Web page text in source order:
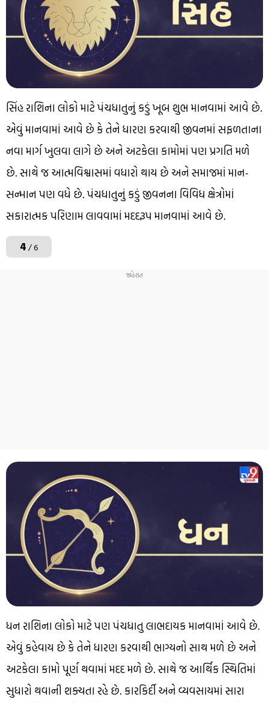
સિંહ રાશિના લોકો માટે પંચધાતુનું કડું ખૂબ શુભ માનવામાં આવે છે.
એવું માનવામાં આવે છે કે તેને ધારણ કરવાથી જીવનમાં સફળતાના
નવા માર્ગ ખુલવા લાગે છે અને અટકેલા કામોમાં પણ પ્રગતિ મળે
છે. સાથે જ આત્મવિશ્વાસમાં વધારો થાય છે અને સમાજમાં માન-
સન્માન પણ વધે છે. પંચધાતુનું કડું જીવનના વિવિધ ક્ષેત્રોમાં
સકારાત્મક પરિણામ લાવવામાં મદદરૂપ માનવામાં આવે છે.
4/ 6
ધન રાશિના લોકો માટે પણ પંચધાતુ લાભદાયક માનવામાં આવે છે.
એવું કહેવાય છે કે તેને ધારણ કરવાથી ભાગ્યનો સાથ મળે છે અને
અટકેલા કામો પૂર્ણ થવામાં મદદ મળે છે. સાથે જ આર્થિક સ્થિતિમાં
સુધારો થવાની શક્યતા રહે છે. કારકિર્દી અને વ્યવસાયમાં સારા